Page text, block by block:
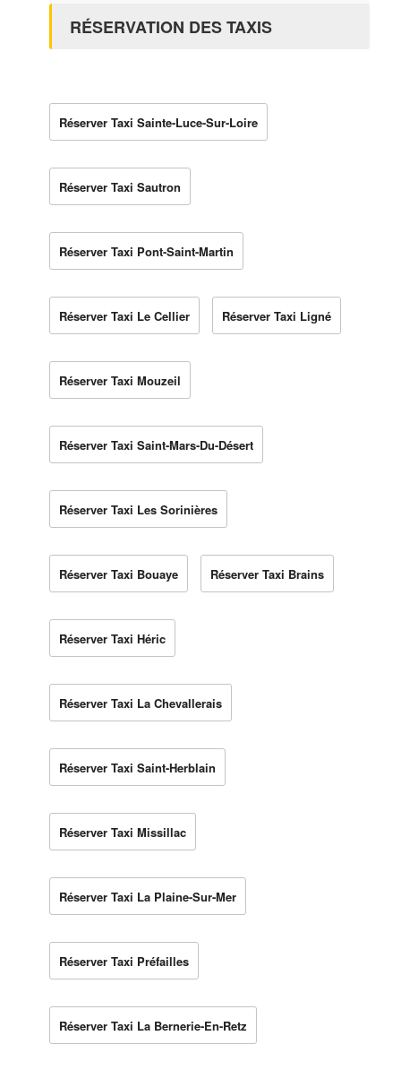
RÉSERVATION DES TAXIS
Réserver Taxi Sainte-Luce-Sur-Loire
Réserver Taxi Sautron
Réserver Taxi Pont-Saint-Martin
Réserver Taxi Le Cellier Réserver Taxi Ligné
Réserver Taxi Mouzeil
Réserver Taxi Saint-Mars-Du-Désert
Réserver Taxi Les Sorinières
Réserver Taxi Bouaye Réserver Taxi Brains
Réserver Taxi Héric
Réserver Taxi La Chevallerais
Réserver Taxi Saint-Herblain
Réserver Taxi Missillac
Réserver Taxi La Plaine-Sur-Mer
Réserver Taxi Préfailles
Réserver Taxi La Bernerie-En-Retz